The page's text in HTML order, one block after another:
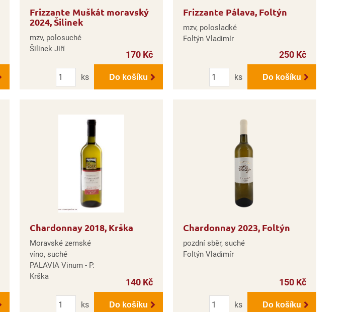
Frizzante Muškát moravský
2024, Šilinek
mzv, polosuché
Šilinek Jiří
170 Kč
Počet
ks
Do košíku
Frizzante Pálava, Foltýn
mzv, polosladké
Foltýn Vladimír
250 Kč
Počet
ks
Do košíku
Chardonnay 2018, Krška
Moravské zemské
víno, suché
PALAVIA Vinum - P.
Krška
140 Kč
Počet
ks
Do košíku
Chardonnay 2023, Foltýn
pozdní sběr, suché
Foltýn Vladimír
150 Kč
Počet
ks
Do košíku